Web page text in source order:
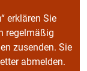
erklären Sie
regelmäßig
zusenden. Sie
abmelden.